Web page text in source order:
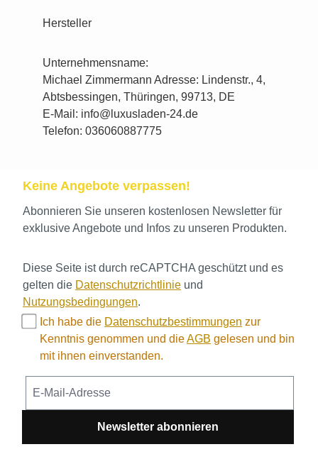
Hersteller
Unternehmensname:
Michael Zimmermann Adresse: Lindenstr., 4,
Abtsbessingen, Thüringen, 99713, DE
E-Mail: info@luxusladen-24.de
Telefon: 036060887775
Keine Angebote verpassen!
Abonnieren Sie unseren kostenlosen Newsletter für
exklusive Angebote und Infos zu unseren Produkten.
Diese Seite ist durch reCAPTCHA geschützt und es
gelten die Datenschutzrichtlinie und
Nutzungsbedingungen.
Ich habe die Datenschutzbestimmungen zur
Kenntnis genommen und dieAGB gelesen und bin
mit ihnen einverstanden.
Newsletter abonnieren